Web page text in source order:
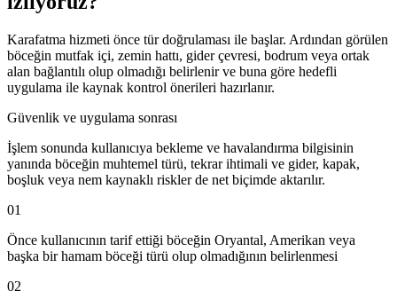
Karafatma hizmeti önce tür doğrulaması ile başlar. Ardından görülen
böceğin mutfak içi, zemin hattı, gider çevresi, bodrum veya ortak
alan bağlantılı olup olmadığı belirlenir ve buna göre hedefli
uygulama ile kaynak kontrol önerileri hazırlanır.
Güvenlik ve uygulama sonrası
İşlem sonunda kullanıcıya bekleme ve havalandırma bilgisinin
yanında böceğin muhtemel türü, tekrar ihtimali ve gider, kapak,
boşluk veya nem kaynaklı riskler de net biçimde aktarılır.
01
Önce kullanıcının tarif ettiği böceğin Oryantal, Amerikan veya
başka bir hamam böceği türü olup olmadığının belirlenmesi
02